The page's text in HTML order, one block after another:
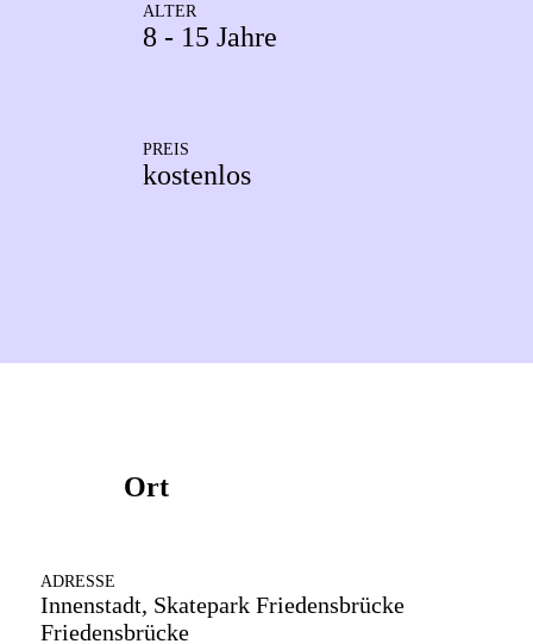
ALTER
8 - 15 Jahre
PREIS
kostenlos
Ort
ADRESSE
Innenstadt, Skatepark Friedensbrücke
Friedensbrücke